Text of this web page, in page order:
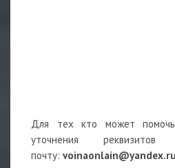
Для тех кто может
уточнения
почту: